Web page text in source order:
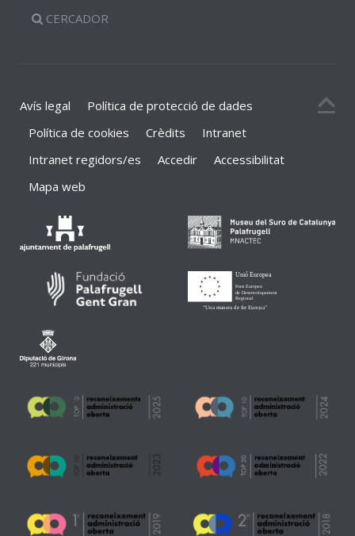
CERCADOR
Avís legal
Política de protecció de dades
Política de cookies
Crèdits
Intranet
Intranet regidors/es
Accedir
Accessibilitat
Mapa web